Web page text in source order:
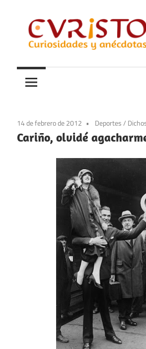
contenido
Curistoria
y
anécdotas
historia
14 de febrero de 2012 Deportes/
Cariño, olvidé